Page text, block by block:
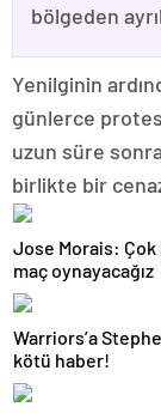
bölgeden
Yenilginin
günlerce
uzun süre
birlikte bir
Jose Morais:
maç oynayacağız
Warriors’a
kötü haber!